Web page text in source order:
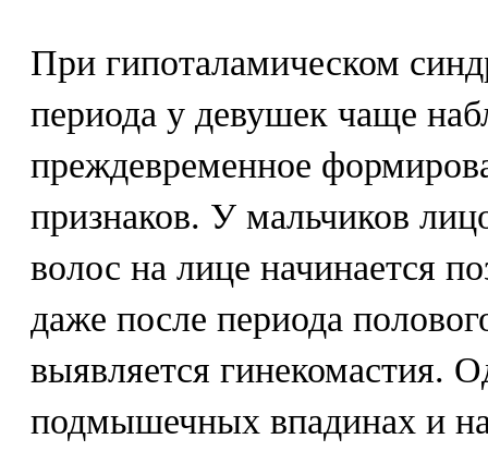
При гипоталамическом
периода у девушек чаще
преждевременное
признаков. У мальчиков
волос на лице начинается
даже после периода
выявляется гинекомастия.
подмышечных впадинах и